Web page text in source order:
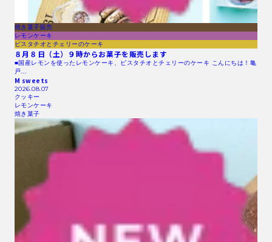
焼き菓子販売
レモンケーキ
ピスタチオとチェリーのケーキ
８月８日（土）９時からお菓子を販売します
■国産レモンを使ったレモンケーキ、ピスタチオとチェリーのケーキ こんにちは！亀
戸…
M sweets
2026.08.07
クッキー
レモンケーキ
焼き菓子